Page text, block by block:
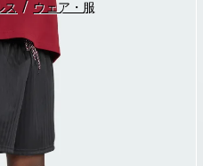
ス / ウェア・服